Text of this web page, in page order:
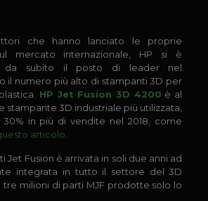
che hanno lanciato le proprie
mercato internazionale, HP si è
da subito il posto di leader nel
il numero più alto di stampanti 3D per
HP Jet Fusion 3D 4200 è al
stampante 3D industriale più utilizzata,
in più di vendite nel 2018, come
articolo
Jet Fusion è arrivata in soli due anni ad
integrata in tutto il settore del 3D
milioni di parti MJF prodotte solo lo